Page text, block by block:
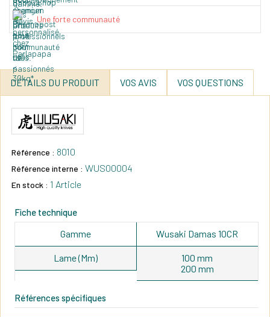
Une forte communauté
DÉTAILS DU PRODUIT VOS AVIS VOS QUESTIONS
Référence : 8010
Référence interne : WUS00004
En stock : 1 Article
Fiche technique
Gamme Wusaki Damas 10CR
Lame (mm)
100 mm
200 mm
Références spécifiques